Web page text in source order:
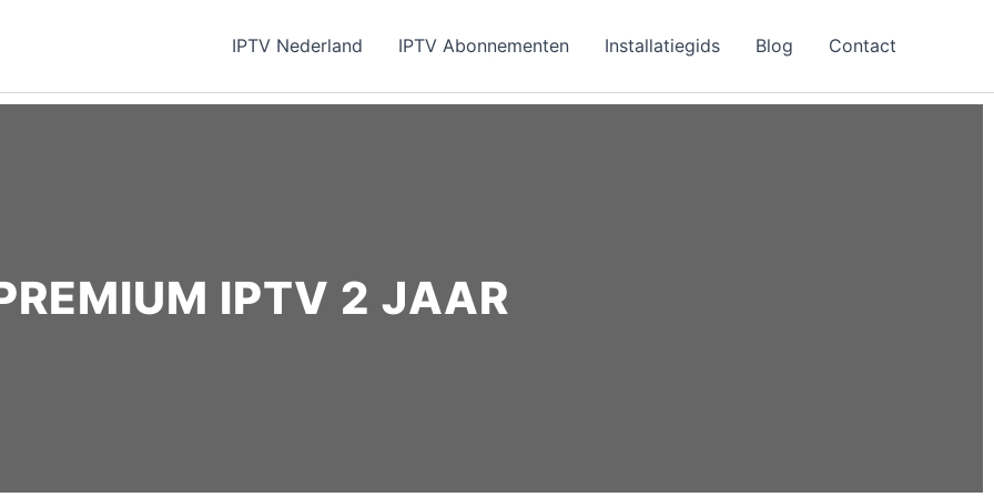
IPTV Nederland IPTV Abonnementen Installatiegids Blog Contact
IPTV 2 JAAR